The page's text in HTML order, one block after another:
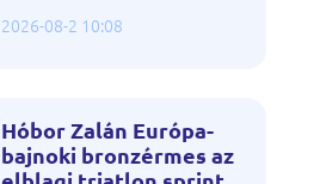
2026-08-2 10:08
Hóbor Zalán Európa-
bajnoki bronzérmes az